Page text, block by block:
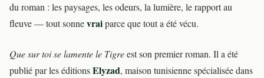
du roman : les paysages, les odeurs, la lumière, le rapport au
fleuve — tout sonnevraiparce que tout a été vécu.
Que sur toi se lamente le Tigreest son premier roman. Il a été
publié par les éditionsElyzad, maison tunisienne spécialisée dans